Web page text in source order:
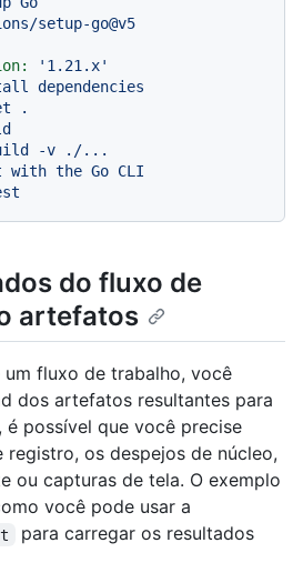
setup-go@v5
'1.21.x'
dependencies
.
-v
./...
with the Go CLI
do fluxo de
artefatos
fluxo de trabalho, você
dos artefatos resultantes para
é possível que você precise
registro, os despejos de núcleo,
ou capturas de tela. O exemplo
você pode usar a
para carregar os resultados